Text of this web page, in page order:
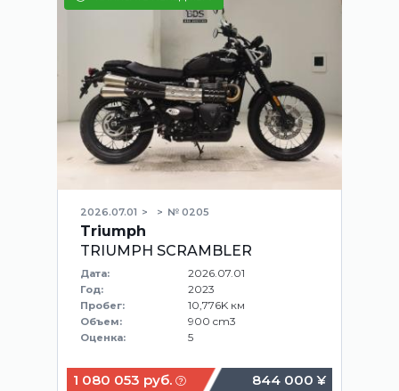
2026.07.01 № 0205
Triumph
TRIUMPH SCRAMBLER
Дата: 2026.07.01
Год: 2023
Пробег: 10,776K км
Объем: 900 cm3
Оценка: 5
1 080 053 руб. 844 000 ¥